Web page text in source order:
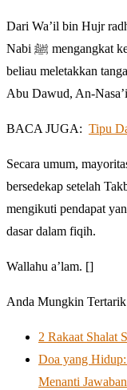
Dari Wa’il bin Hujr
Nabi ﷺ mengangkat kedua tangannya saat memulai shalat, lalu
beliau meletakkan
Abu Dawud, An-
BACA JUGA: Tipu
Secara umum,
bersedekap setelah
mengikuti pendapat
dasar dalam fiqih.
Wallahu a’lam. []
Anda Mungkin
2 Rakaat Shalat
Doa yang
Menanti